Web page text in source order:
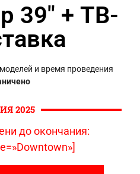
39″ + ТВ-
и время проведения
2025
до окончания: